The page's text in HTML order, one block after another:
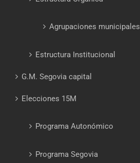
Agrupaciones municipales
Estructura Institucional
G.M. Segovia capital
Elecciones 15M
Programa Autonómico
Programa Segovia